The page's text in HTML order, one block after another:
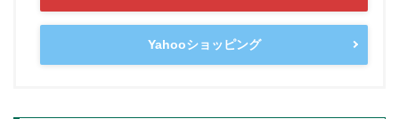
Yahooショッピング